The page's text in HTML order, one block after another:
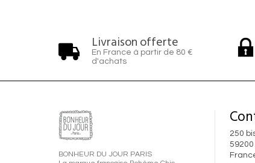
Livraison offerte
En France à partir de 80 €
d'achats
BONHEUR DU JOUR PARIS
250
59200